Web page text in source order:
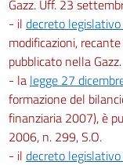
Gazz. Uff. 23
- il decreto
modificazioni,
pubblicato nella
- la legge 27
formazione del
finanziaria 2007), è
2006, n. 299, S.O.
- il decreto